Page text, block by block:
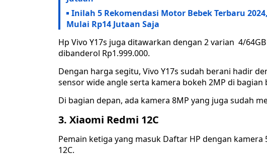
Inilah 5 Rekomendasi Motor Bebek Terbaru
Mulai Rp14 Jutaan Saja
Hp Vivo Y17s juga ditawarkan dengan 2 varian 4/
dibanderol Rp1.999.000.
Dengan harga segitu, Vivo Y17s sudah berani hadir
sensor wide angle serta kamera bokeh 2MP di bagian
Di bagian depan, ada kamera 8MP yang juga sudah
3. Xiaomi Redmi 12C
Pemain ketiga yang masuk Daftar HP dengan kamera
12C.